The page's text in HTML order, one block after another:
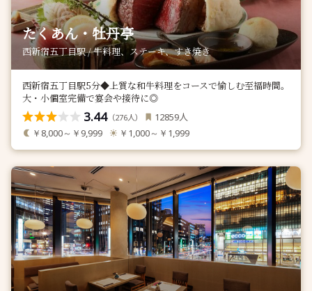
たくあん・牡丹亭
西新宿五丁目駅 / 牛料理、ステーキ、すき焼き
西新宿五丁目駅5分◆上質な和牛料理をコースで愉しむ至福時間。
大・小個室完備で宴会や接待に◎
3.44（276人） 12859人
￥8,000～￥9,999 ￥1,000～￥1,999